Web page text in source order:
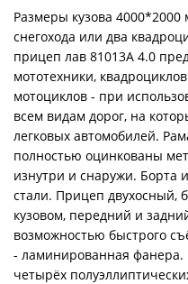
Размеры кузова
снегохода или два
прицеп лав 81013А 4.0
мототехники,
мотоциклов - при
всем видам дорог, на
легковых автомобилей.
полностью оцинкованы
изнутри и снаружи. Борта
стали. Прицеп двухосный,
кузовом, передний и
возможностью быстрого
- ламинированная фанера.
четырёх